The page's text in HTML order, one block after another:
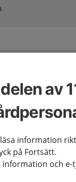
av
information
på Fortsätt.
information och
-
av
vid symtom